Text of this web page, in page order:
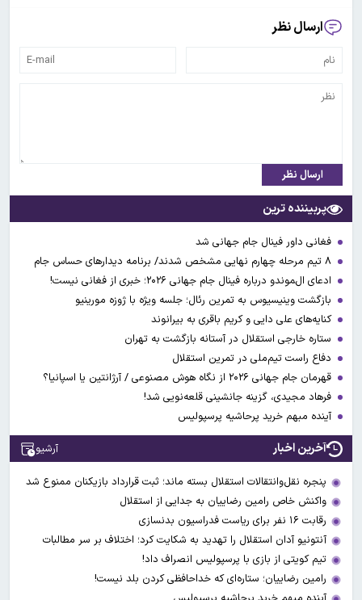
ارسال نظر
ارسال نظر
پربیننده ترین
فغانی داور فینال جام جهانی شد
ادعای ال‌‍موندو درباره فینال جام جهانی ۲۰۲۶؛ خبری از فغانی نیست!
بازگشت وینیسیوس به تمرین رئال؛ جلسه ویژه با ژوزه مورینیو
کنایه‌های علی دایی و کریم باقری به بیرانوند
ستاره خارجی استقلال در آستانه بازگشت به تهران
دفاع راست تیم‌ملی در تمرین استقلال
قهرمان جام جهانی ۲۰۲۶ از نگاه هوش مصنوعی / آرژانتین یا اسپانیا؟
فرهاد مجیدی، گزینه جانشینی قلعه‌نویی شد!
آینده مبهم خرید پرحاشیه پرسپولیس
آخرین اخبار آرشیو
پنجره نقل‌وانتقالات استقلال بسته ماند؛ ثبت قرارداد بازیکنان ممنوع شد
واکنش خاص رامین رضاییان به جدایی از استقلال
رقابت ۱۶ نفر برای ریاست فدراسیون بدنسازی
آنتونیو آدان استقلال را تهدید به شکایت کرد؛ اختلاف بر سر مطالبات
تیم کویتی از بازی با پرسپولیس انصراف داد!
رامین رضاییان؛ ستاره‌ای که خداحافظی کردن بلد نیست!